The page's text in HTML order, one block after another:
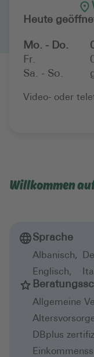
Heute
Mo. - Do.
Fr.
Sa. - So.
Video- oder
Willkommen
Sprache
Albanisch,
Englisch,
Allgemeine
DBplus